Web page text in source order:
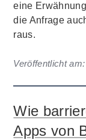
eine
die Anfrage
raus.
Veröffentlicht am:
Wie
Apps von